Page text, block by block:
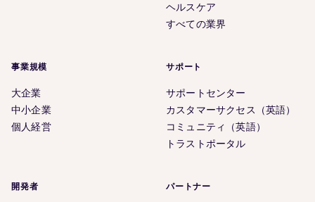
ヘルスケア
すべての業界
事業規模
大企業
中小企業
個人経営
サポート
サポートセンター
カスタマーサクセス（英語）
コミュニティ（英語）
トラストポータル
開発者 パートナー